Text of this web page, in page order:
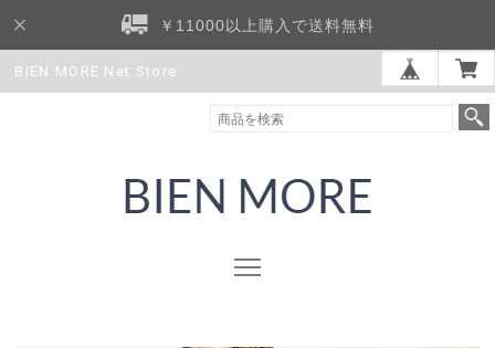
￥11000以上購入で送料無料
BIEN MORE Net Store